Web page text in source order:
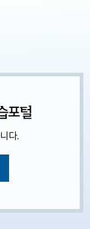
다.